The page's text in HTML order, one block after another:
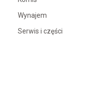
Wynajem
Serwis i części